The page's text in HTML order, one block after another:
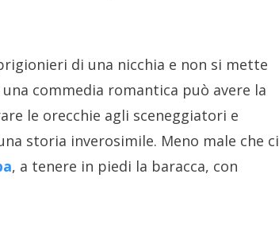
di una nicchia e non si mette
una commedia romantica può avere la
le orecchie agli sceneggiatori e
storia inverosimile. Meno male che ci
, a tenere in piedi la baracca, con